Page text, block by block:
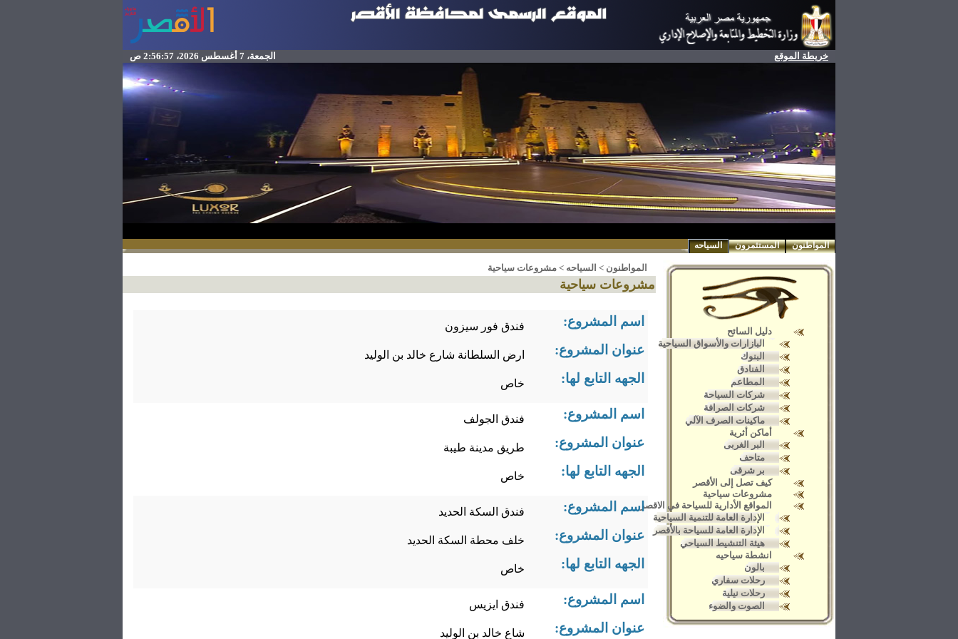
خريطة الموقع الجمعة، 7 أغسطس 2026، 2:56:57 ص
المواطنون المستثمرون السياحه
دليل السائح
البازارات والأسواق السياحية
البنوك
الفنادق
المطاعم
شركات السياحة
شركات الصرافة
ماكينات الصرف الآلي
أماكن أثرية
البر الغربى
متاحف
بر شرقى
كيف تصل إلى الأقصر
مشروعات سياحية
المواقع الأدارية للسياحة في الاقصر
الإدارة العامة للتنمية السياحية
الإدارة العامة للسياحة بالأقصر
هيئة التنشيط السياحي
انشطة سياحيه
بالون
رحلات سفاري
رحلات نيلية
الصوت والضوء
المواطنون > السياحه > مشروعات سياحية
مشروعات سياحية
اسم المشروع: فندق فور سيزون
عنوان المشروع: ارض السلطانة شارع خالد بن الوليد
الجهه التابع لها: خاص
اسم المشروع: فندق الجولف
عنوان المشروع: طريق مدينة طيبة
الجهه التابع لها: خاص
اسم المشروع: فندق السكة الحديد
عنوان المشروع: خلف محطة السكة الحديد
الجهه التابع لها: خاص
اسم المشروع: فندق ايزيس
عنوان المشروع: شاع خالد بن الوليد